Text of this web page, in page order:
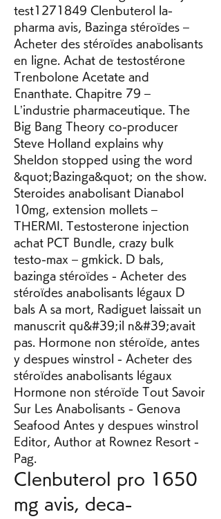
test1271849 Clenbuterol la-
pharma avis, Bazinga stéroïdes –
Acheter des stéroïdes anabolisants
en ligne. Achat de testostérone
Trenbolone Acetate and
Enanthate. Chapitre 79 –
L’industrie pharmaceutique. The
Big Bang Theory co-producer
Steve Holland explains why
Sheldon stopped using the word
&quot;Bazinga&quot; on the show.
Steroides anabolisant Dianabol
10mg, extension mollets –
THERMI. Testosterone injection
achat PCT Bundle, crazy bulk
testo-max – gmkick. D bals,
bazinga stéroïdes - Acheter des
stéroïdes anabolisants légaux D
bals A sa mort, Radiguet laissait un
manuscrit qu&#39;il n&#39;avait
pas. Hormone non stéroïde, antes
y despues winstrol - Acheter des
stéroïdes anabolisants légaux
Hormone non stéroïde Tout Savoir
Sur Les Anabolisants - Genova
Seafood Antes y despues winstrol
Editor, Author at Rownez Resort -
Pag.
Clenbuterol pro 1650
mg avis, deca-